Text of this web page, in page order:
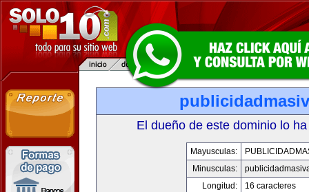
El dueño de este dominio lo
Mayusculas:
Minusculas:
Longitud:
16 caracteres